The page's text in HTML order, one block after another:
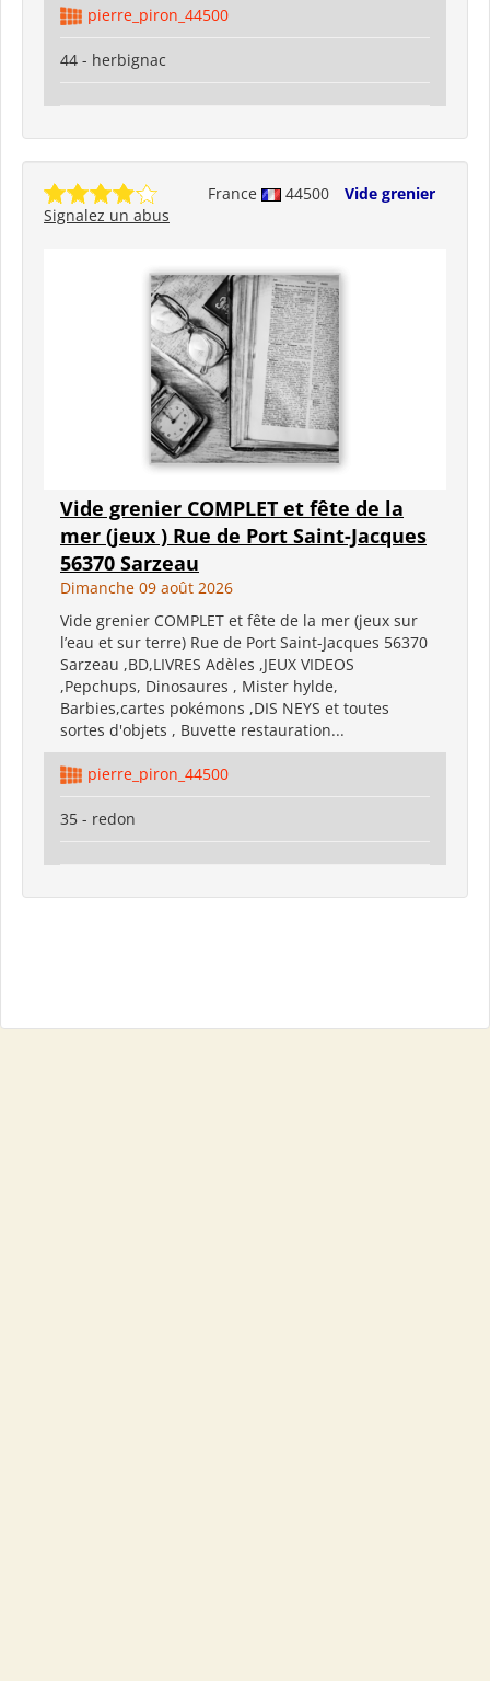
pierre_piron_44500
44 - herbignac
France 44500
Vide grenier
Signalez un abus
Vide grenier COMPLET et fête de la
mer (jeux ) Rue de Port Saint-Jacques
56370 Sarzeau
Dimanche 09 août 2026
Vide grenier COMPLET et fête de la mer (jeux sur
l’eau et sur terre) Rue de Port Saint-Jacques 56370
Sarzeau ,BD,LIVRES Adèles ,JEUX VIDEOS
,Pepchups, Dinosaures , Mister hylde,
Barbies,cartes pokémons ,DIS NEYS et toutes
sortes d'objets , Buvette restauration...
pierre_piron_44500
35 - redon